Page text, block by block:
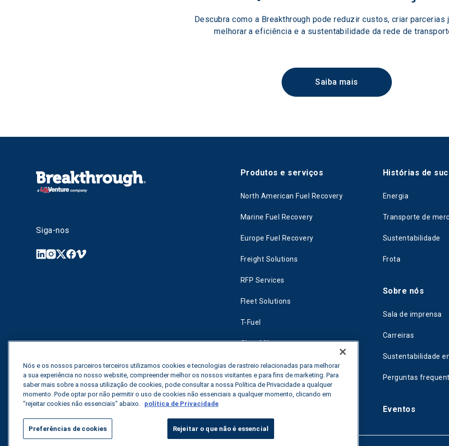
Descubra como a Breakthrough pode reduzir custos, criar
melhorar a eficiência e a sustentabilidade da rede de
Saiba mais
Siga-nos
Produtos e serviços
North American Fuel Recovery
Marine Fuel Recovery
Europe Fuel Recovery
Freight Solutions
RFP Services
Fleet Solutions
T-Fuel
CleanMile
Histórias de
Energia
Transporte de
Sustentabilidade
Frota
Sobre nós
Sala de imprensa
Carreiras
Sustentabilidade
Perguntas
Eventos
Nós e os nossos parceiros terceiros utilizamos cookies e tecnologias de rastreio relacionadas para melhorar
a sua experiência no nosso website, compreender melhor os nossos visitantes e para fins de marketing. Para
saber mais sobre a nossa utilização de cookies, pode consultar a nossa Política de Privacidade a qualquer
momento. Pode optar por não permitir o uso de cookies não essenciais a qualquer momento, clicando em
"rejeitar cookies não essenciais" abaixo. política de Privacidade
Preferências de cookies Rejeitar o que não é essencial